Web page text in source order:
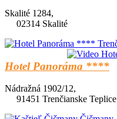
Skalité 1284,
02314 Skalité
Hotel Panoráma ****
Nádražná 1902/12,
91451 Trenčianske Teplice